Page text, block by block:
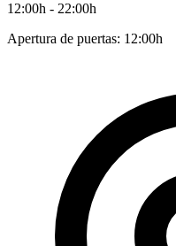
12:00h - 22:00h
Apertura de puertas: 12:00h